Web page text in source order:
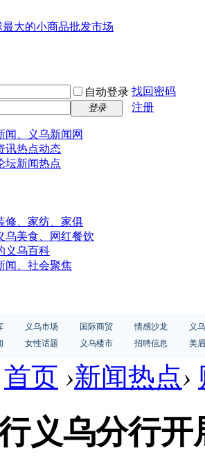
大的小商品批发市场
自动登录 找回密码
登录 注册
闻、义乌新闻网
讯热点动态
坛新闻热点
修、家纺、家俱
乌美食、网红餐饮
义乌百科
闻、社会聚焦
义乌市场 国际商贸 情感沙龙
义
女性话题 义乌楼市 招聘信息 美
首页 ›新闻热点›
义乌分行